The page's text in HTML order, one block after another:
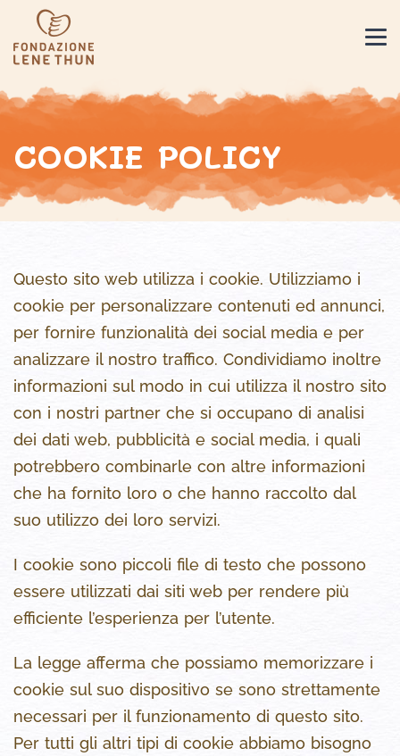
COOKIE POLICY
Questo sito web utilizza i cookie. Utilizziamo i
cookie per personalizzare contenuti ed annunci,
per fornire funzionalità dei social media e per
analizzare il nostro traffico. Condividiamo inoltre
informazioni sul modo in cui utilizza il nostro sito
con i nostri partner che si occupano di analisi
dei dati web, pubblicità e social media, i quali
potrebbero combinarle con altre informazioni
che ha fornito loro o che hanno raccolto dal
suo utilizzo dei loro servizi.
I cookie sono piccoli file di testo che possono
essere utilizzati dai siti web per rendere più
efficiente l’esperienza per l’utente.
La legge afferma che possiamo memorizzare i
cookie sul suo dispositivo se sono strettamente
necessari per il funzionamento di questo sito.
Per tutti gli altri tipi di cookie abbiamo bisogno